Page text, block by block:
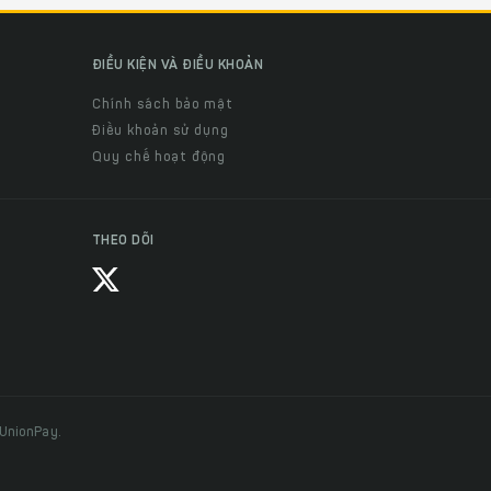
ĐIỀU KIỆN VÀ ĐIỀU KHOẢN
Chính sách bảo mật
Điều khoản sử dụng
Quy chế hoạt động
THEO DÕI